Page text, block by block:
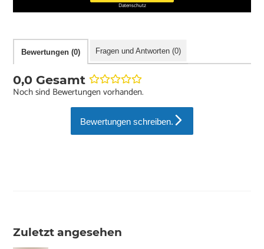
Datenschutz
Bewertungen (0) Fragen und Antworten (0)
0,0 Gesamt
Noch sind Bewertungen vorhanden.
Bewertungen schreiben.
Zuletzt angesehen